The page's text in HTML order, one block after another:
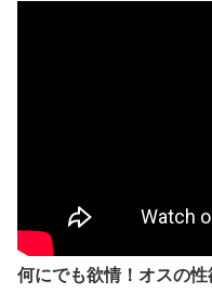
ジャンクフードに依存